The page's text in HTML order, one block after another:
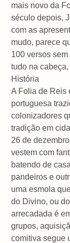
mais novo da
século depois,
com as
mudo, parece
100 versos
tudo na
História
A Folia de Reis
portuguesa
colonizadores
tradição em
26 de
vestem com
batendo de
pandeiros e
uma esmola
do Divino, ou
arrecadada é
grupos,
comitiva segue